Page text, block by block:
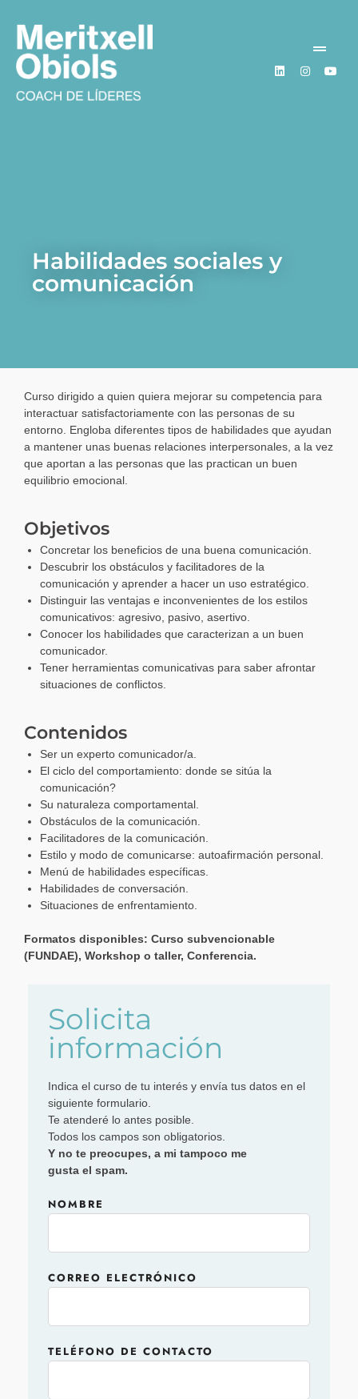
Habilidades sociales y
comunicación
Curso dirigido a quien quiera mejorar su competencia para
interactuar satisfactoriamente con las personas de su
entorno. Engloba diferentes tipos de habilidades que ayudan
a mantener unas buenas relaciones interpersonales, a la vez
que aportan a las personas que las practican un buen
equilibrio emocional.
Objetivos
Concretar los beneficios de una buena comunicación.
Descubrir los obstáculos y facilitadores de la
comunicación y aprender a hacer un uso estratégico.
Distinguir las ventajas e inconvenientes de los estilos
comunicativos: agresivo, pasivo, asertivo.
Conocer los habilidades que caracterizan a un buen
comunicador.
Tener herramientas comunicativas para saber afrontar
situaciones de conflictos.
Contenidos
Ser un experto comunicador/a.
El ciclo del comportamiento: donde se sitúa la
comunicación?
Su naturaleza comportamental.
Obstáculos de la comunicación.
Facilitadores de la comunicación.
Estilo y modo de comunicarse: autoafirmación personal.
Menú de habilidades específicas.
Habilidades de conversación.
Situaciones de enfrentamiento.
Formatos disponibles: Curso subvencionable
(FUNDAE), Workshop o taller, Conferencia.
Solicita
información
Indica el curso de tu interés y envía tus datos en el
siguiente formulario.
Te atenderé lo antes posible.
Todos los campos son obligatorios.
Y no te preocupes, a mi tampoco me
gusta el spam.
NOMBRE
CORREO ELECTRÓNICO
TELÉFONO DE CONTACTO